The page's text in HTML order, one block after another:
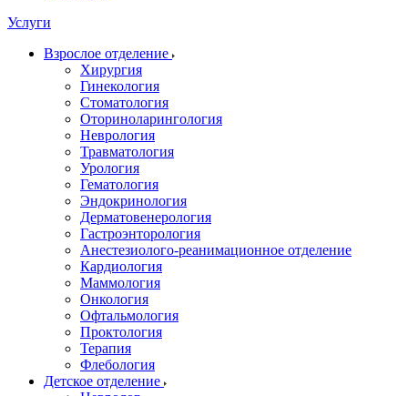
Услуги
Взрослое отделение
Хирургия
Гинекология
Стоматология
Оториноларингология
Неврология
Травматология
Урология
Гематология
Эндокринология
Дерматовенерология
Гастроэнторология
Анестезиолого-реанимационное отделение
Кардиология
Маммология
Онкология
Офтальмология
Проктология
Терапия
Флебология
Детское отделение